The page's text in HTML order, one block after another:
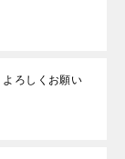
ろしくお願い